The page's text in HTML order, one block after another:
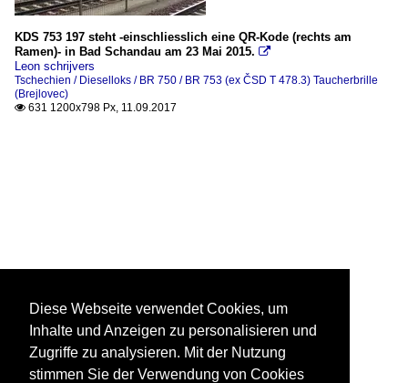
KDS 753 197 steht -einschliesslich eine QR-Kode (rechts am
Ramen)- in Bad Schandau am 23 Mai 2015. 
Leon schrijvers
Tschechien / Dieselloks / BR 750 / BR 753 (ex ČSD T 478.3) Taucherbrille
(Brejlovec)
 631 1200x798 Px, 11.09.2017
Diese Webseite verwendet Cookies, um
Inhalte und Anzeigen zu personalisieren und
Zugriffe zu analysieren. Mit der Nutzung
stimmen Sie der Verwendung von Cookies